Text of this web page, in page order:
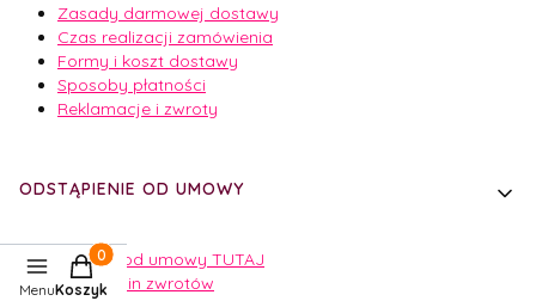
Zasady darmowej dostawy
Czas realizacji zamówienia
Formy i koszt dostawy
Sposoby płatności
Reklamacje i zwroty
ODSTĄPIENIE OD UMOWY
Odstąp od umowy TUTAJ
Regulamin zwrotów
Menu
Produkty w koszyku: 0. Zobacz szczegóły
Koszyk